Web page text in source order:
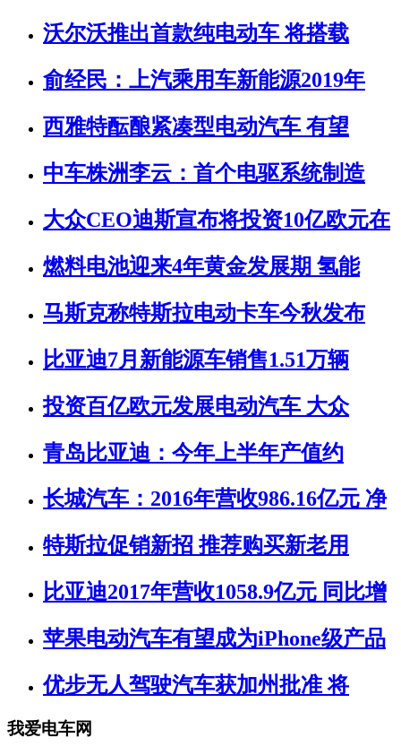
沃尔沃推出首款纯电动车 将搭载
俞经民：上汽乘用车新能源2019年
西雅特酝酿紧凑型电动汽车 有望
中车株洲李云：首个电驱系统制造
大众CEO迪斯宣布将投资10亿欧元在
燃料电池迎来4年黄金发展期 氢能
马斯克称特斯拉电动卡车今秋发布
比亚迪7月新能源车销售1.51万辆
投资百亿欧元发展电动汽车 大众
青岛比亚迪：今年上半年产值约
长城汽车：2016年营收986.16亿元 净
特斯拉促销新招 推荐购买新老用
比亚迪2017年营收1058.9亿元 同比增
苹果电动汽车有望成为iPhone级产品
优步无人驾驶汽车获加州批准 将
我爱电车网